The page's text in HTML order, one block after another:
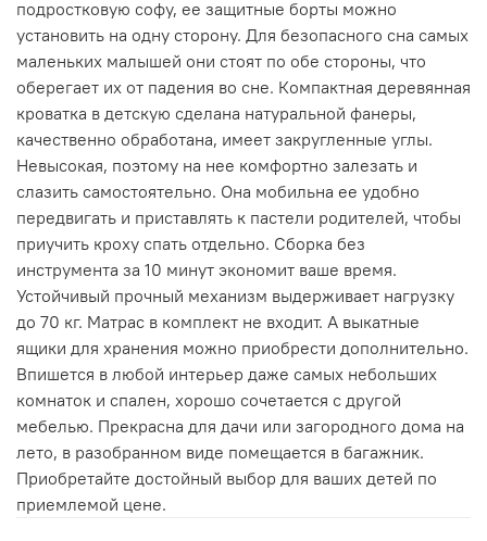
подростковую софу, ее защитные борты можно
установить на одну сторону. Для безопасного сна самых
маленьких малышей они стоят по обе стороны, что
оберегает их от падения во сне. Компактная деревянная
кроватка в детскую сделана натуральной фанеры,
качественно обработана, имеет закругленные углы.
Невысокая, поэтому на нее комфортно залезать и
слазить самостоятельно. Она мобильна ее удобно
передвигать и приставлять к пастели родителей, чтобы
приучить кроху спать отдельно. Сборка без
инструмента за 10 минут экономит ваше время.
Устойчивый прочный механизм выдерживает нагрузку
до 70 кг. Матрас в комплект не входит. А выкатные
ящики для хранения можно приобрести дополнительно.
Впишется в любой интерьер даже самых небольших
комнаток и спален, хорошо сочетается с другой
мебелью. Прекрасна для дачи или загородного дома на
лето, в разобранном виде помещается в багажник.
Приобретайте достойный выбор для ваших детей по
приемлемой цене.